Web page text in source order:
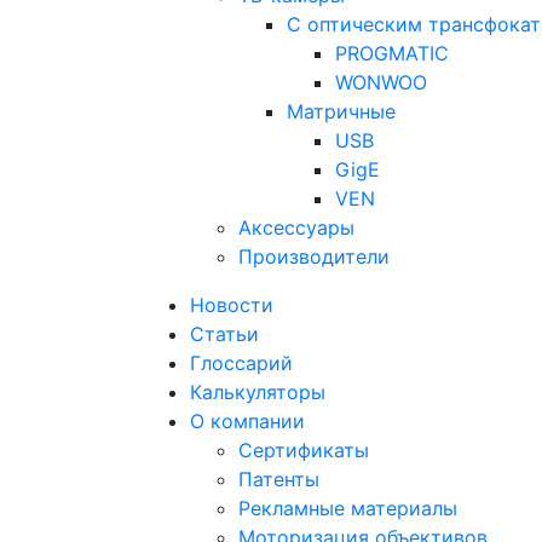
С оптическим
PROGMATIC
WONWOO
Матричные
USB
GigE
VEN
Аксессуары
Производители
Новости
Статьи
Глоссарий
Калькуляторы
О компании
Сертификаты
Патенты
Рекламные материалы
Моторизация объективов